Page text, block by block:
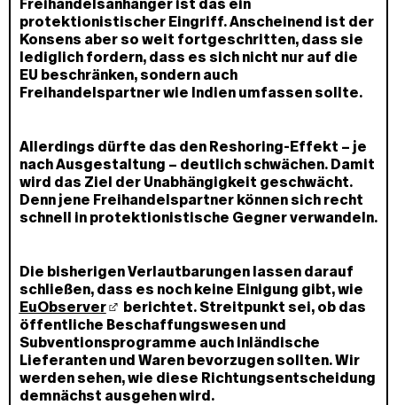
Freihandelsanhänger ist das ein
protektionistischer Eingriff. Anscheinend ist der
Konsens aber so weit fortgeschritten, dass sie
lediglich fordern, dass es sich nicht nur auf die
EU beschränken, sondern auch
Freihandelspartner wie Indien umfassen sollte.
Allerdings dürfte das den Reshoring-Effekt – je
nach Ausgestaltung – deutlich schwächen. Damit
wird das Ziel der Unabhängigkeit geschwächt.
Denn jene Freihandelspartner können sich recht
schnell in protektionistische Gegner verwandeln.
Die bisherigen Verlautbarungen lassen darauf
schließen, dass es noch keine Einigung gibt, wie
EuObserver
berichtet. Streitpunkt sei, ob das
öffentliche Beschaffungswesen und
Subventionsprogramme auch inländische
Lieferanten und Waren bevorzugen sollten. Wir
werden sehen, wie diese Richtungsentscheidung
demnächst ausgehen wird.